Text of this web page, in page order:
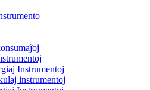
Instrumentoj
instrumentoj